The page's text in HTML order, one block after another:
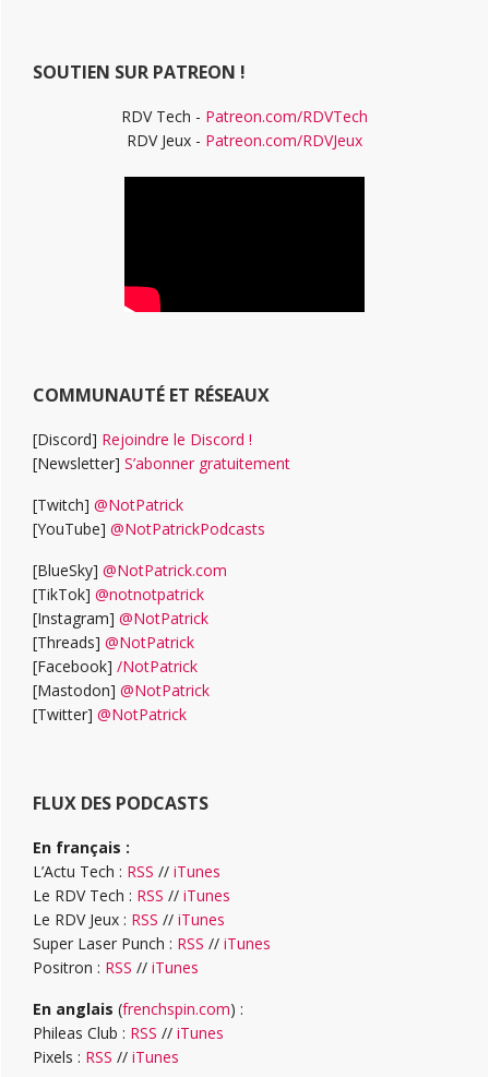
SOUTIEN SUR PATREON !
RDV Tech - Patreon.com/RDVTech
RDV Jeux - Patreon.com/RDVJeux
COMMUNAUTÉ ET RÉSEAUX
[Discord] Rejoindre le Discord !
[Newsletter] S’abonner gratuitement
[Twitch] @NotPatrick
[YouTube] @NotPatrickPodcasts
[BlueSky] @NotPatrick.com
[TikTok] @notnotpatrick
[Instagram] @NotPatrick
[Threads] @NotPatrick
[Facebook] /NotPatrick
[Mastodon] @NotPatrick
[Twitter] @NotPatrick
FLUX DES PODCASTS
En français :
L’Actu Tech : RSS // iTunes
Le RDV Tech : RSS // iTunes
Le RDV Jeux : RSS // iTunes
Super Laser Punch : RSS // iTunes
Positron : RSS // iTunes
En anglais (frenchspin.com) :
Phileas Club : RSS // iTunes
Pixels : RSS // iTunes